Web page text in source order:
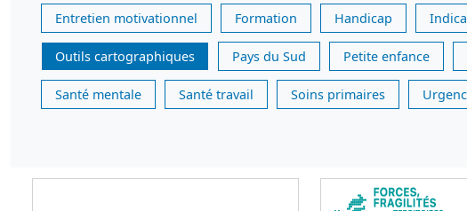
Entretien motivationnel Formation Handicap
Outils cartographiques Pays du Sud Petite enfance
Santé mentale Santé travail Soins primaires